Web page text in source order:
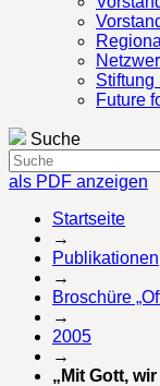
Stiftung
Future
Suche
als PDF anzeigen
Startseite
→
Publikationen
→
Broschüre
→
2005
→
„Mit Gott,